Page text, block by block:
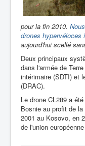
pour la fin 2010.
drones hypervéloces
aujourd'hui scellé
Deux principaux
dans l'armée de
intérimaire (SDTI) et
(DRAC).
Le drone CL289 a
Bosnie au profit de
2001 au Kosovo, en
de l'union